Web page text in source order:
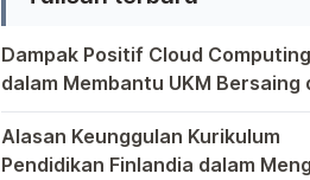
Dampak Positif Cloud Computing
dalam Membantu UKM Bersaing
Pasar Global
Dalam era globalisasi yang
Alasan Keunggulan Kurikulum
Pendidikan Finlandia dalam